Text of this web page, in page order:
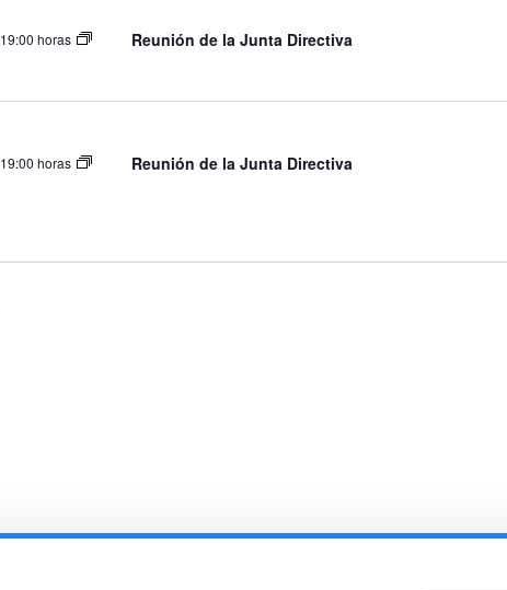
19:00 horas Reunión de la Junta Directiva
19:00 horas Reunión de la Junta Directiva